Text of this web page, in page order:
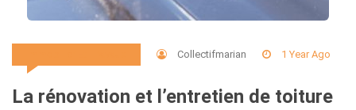
Collectifmarian 1 Year Ago
La rénovation et l’entretien de toiture